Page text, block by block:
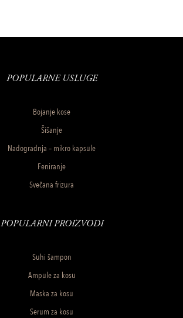
POPULARNE USLUGE
Bojanje kose
Šišanje
Nadogradnja – mikro kapsule
Feniranje
Svečana frizura
POPULARNI PROIZVODI
Suhi šampon
Ampule za kosu
Maska za kosu
Serum za kosu